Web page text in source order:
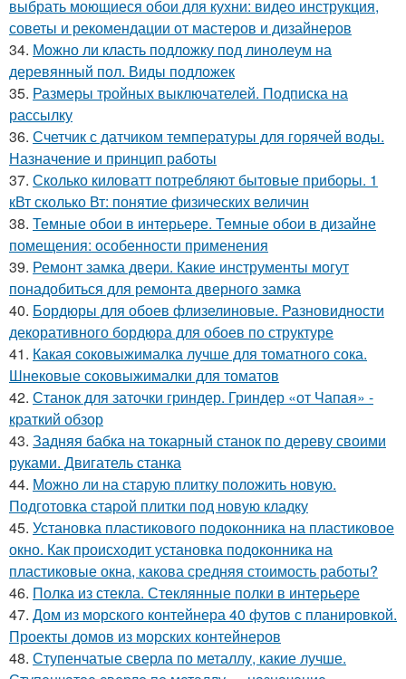
выбрать моющиеся обои для кухни: видео инструкция,
советы и рекомендации от мастеров и дизайнеров
34. Можно ли класть подложку под линолеум на
деревянный пол. Виды подложек
35. Размеры тройных выключателей. Подписка на
рассылку
36. Счетчик с датчиком температуры для горячей воды.
Назначение и принцип работы
37. Сколько киловатт потребляют бытовые приборы. 1
кВт сколько Вт: понятие физических величин
38. Темные обои в интерьере. Темные обои в дизайне
помещения: особенности применения
39. Ремонт замка двери. Какие инструменты могут
понадобиться для ремонта дверного замка
40. Бордюры для обоев флизелиновые. Разновидности
декоративного бордюра для обоев по структуре
41. Какая соковыжималка лучше для томатного сока.
Шнековые соковыжималки для томатов
42. Станок для заточки гриндер. Гриндер «от Чапая» -
краткий обзор
43. Задняя бабка на токарный станок по дереву своими
руками. Двигатель станка
44. Можно ли на старую плитку положить новую.
Подготовка старой плитки под новую кладку
45. Установка пластикового подоконника на пластиковое
окно. Как происходит установка подоконника на
пластиковые окна, какова средняя стоимость работы?
46. Полка из стекла. Стеклянные полки в интерьере
47. Дом из морского контейнера 40 футов с планировкой.
Проекты домов из морских контейнеров
48. Ступенчатые сверла по металлу, какие лучше.